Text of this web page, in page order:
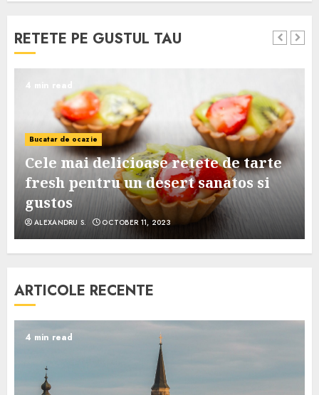
RETETE PE GUSTUL TAU
4 min read
Bucatar de ocazie
Cele mai delicioase retete de tarte
fresh pentru un desert sanatos si
gustos
ALEXANDRU S. OCTOBER 11, 2023
ARTICOLE RECENTE
4 min read